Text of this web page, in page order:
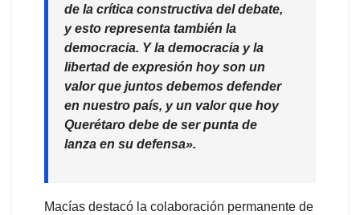
de la crítica constructiva del debate,
y esto representa también la
democracia. Y la democracia y la
libertad de expresión hoy son un
valor que juntos debemos defender
en nuestro país, y un valor que hoy
Querétaro debe de ser punta de
lanza en su defensa».
Macías destacó la colaboración permanente de